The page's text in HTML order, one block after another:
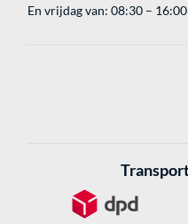
En vrijdag van: 08:30 –